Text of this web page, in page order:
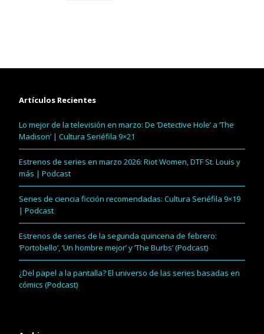
Artículos Recientes
Lo mejor de la televisión en marzo: De ‘Detective Hole’ a ‘The
Madison’ | Cultura Seriéfila 9×21
Estrenos de series en marzo 2026: Riot Women, DTF St. Louis y
más | Podcast
Series de ciencia ficción recomendadas: Cultura Seriéfila 9×19
| Podcast
Estrenos de series de la segunda quincena de febrero:
‘Portobello’, ‘Un hombre mejor’ y ‘The Burbs’ (Podcast)
¿Del papel a la pantalla? El universo de las series basadas en
cómics (Podcast)